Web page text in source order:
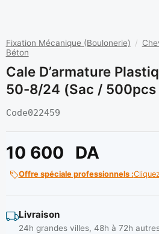
Fixation Mécanique (Boulonerie) /
Béton
Cale D’armature
50-8/24 (sac /
Code022459
10 600 DA
Offre spéciale professionnels :
Livraison
24h grandes villes, 48h à 72h